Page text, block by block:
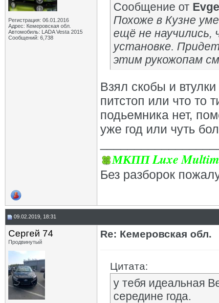
Регистрация: 06.01.2016
Адрес: Кемеровская обл.
Автомобиль: LADA Vesta 2015
Сообщений: 6,738
Сообщение от
Похоже в Кузне
ещё не
установке.
этим рукожопам
Взял скобы и
питстоп или что то
подьемника нет,
уже год или чуть
МКПП Luxe
Без разборок
09.02.2019, 18:31
Сергей 74
Продвинутый
Re: Кемеровская обл.
Цитата:
у тебя идеальная
середине года.